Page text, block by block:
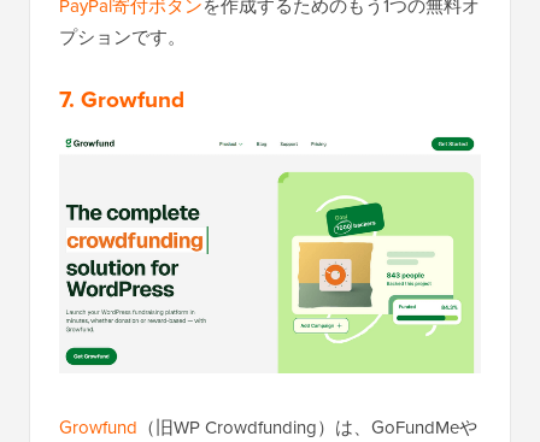
PayPal寄付ボタンを作成するためのもう1つの無料オ
プションです。
7. Growfund
Growfund （旧WP Crowdfunding）は、GoFundMeや